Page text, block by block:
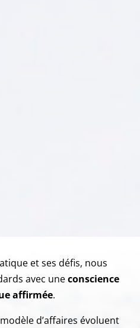
et ses défis, nous
avec uneconscience
affirmée.
d’affaires évoluent